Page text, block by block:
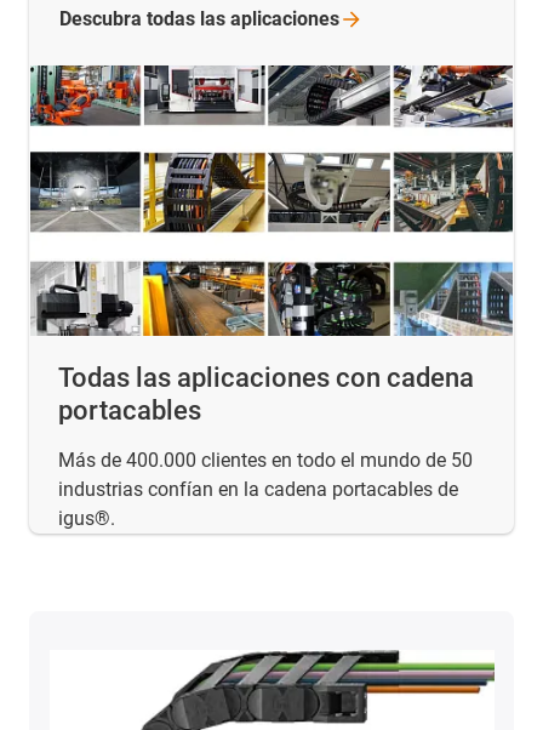
Todas las aplicaciones con cadena
portacables
Más de 400.000 clientes en todo el mundo de 50
industrias confían en la cadena portacables de
igus®.
Descubra todas las aplicaciones